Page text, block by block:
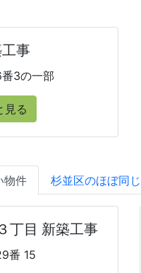
事
3の一部
見る
物件 杉並区のほぼ同
丁目 新築工事
番 15